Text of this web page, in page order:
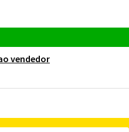
vendedor